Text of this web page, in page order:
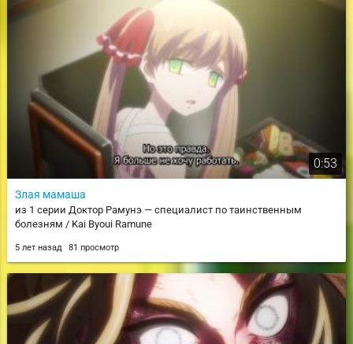
0:53
Злая мамаша
из 1 серии Доктор Рамунэ — специалист по таинственным
болезням / Kai Byoui Ramune
5 лет назад 81 просмотр